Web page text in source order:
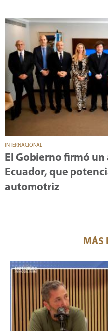
INTERNACIONAL
El Gobierno firmó
Ecuador, que
automotriz
MÁS